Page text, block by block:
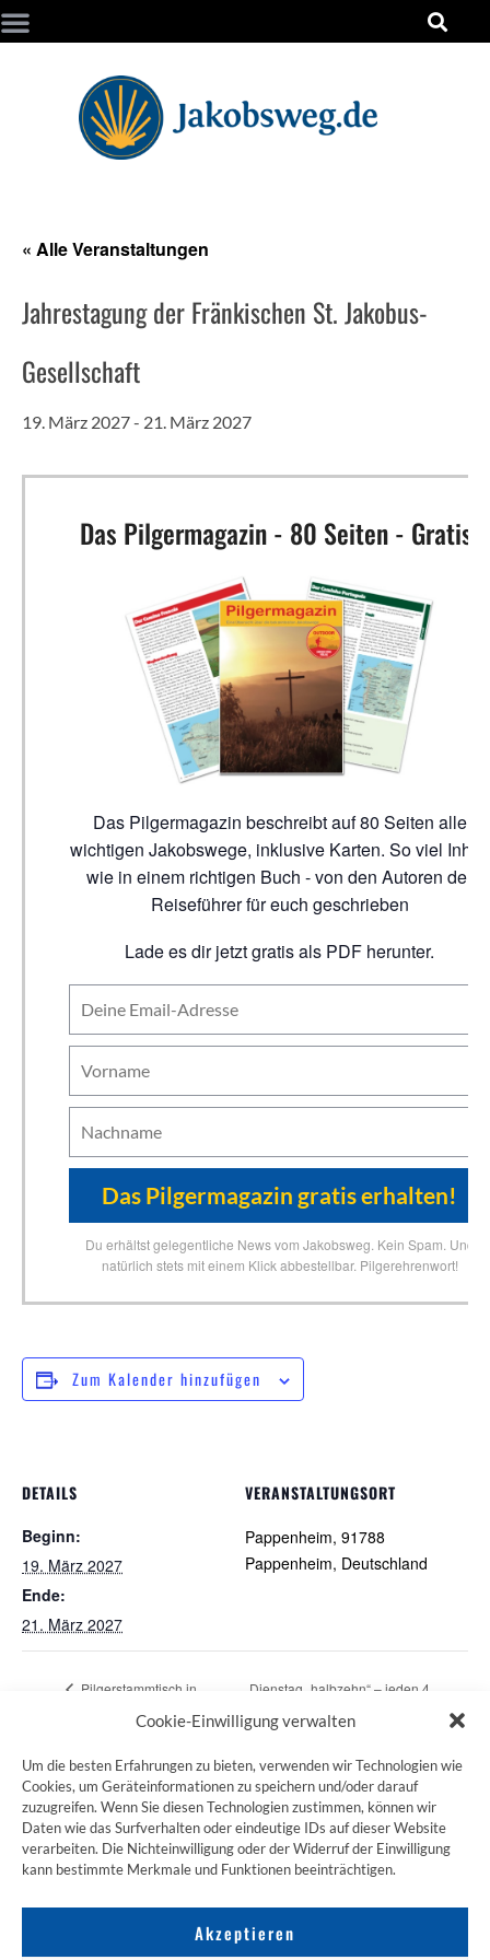
Cookie-Einwilligung verwalten
Um die besten Erfahrungen zu bieten, verwenden wir Technologien wie
Cookies, um Geräteinformationen zu speichern und/oder darauf
zuzugreifen. Wenn Sie diesen Technologien zustimmen, können wir
Daten wie das Surfverhalten oder eindeutige IDs auf dieser Website
verarbeiten. Die Nichteinwilligung oder der Widerruf der Einwilligung
kann bestimmte Merkmale und Funktionen beeinträchtigen.
Akzeptieren
« Alle Veranstaltungen
Jahrestagung der Fränkischen St. Jakobus-
Gesellschaft
19. März 2027- 21. März 2027
Das Pilgermagazin - 80 Seiten - Gratis!
Das Pilgermagazin beschreibt auf 80 Seiten alle
wichtigen Jakobswege, inklusive Karten. So viel Inhalt
wie in einem richtigen Buch - von den Autoren der
Reiseführer für euch geschrieben
Lade es dir jetzt gratis als PDF herunter.
Du erhältst gelegentliche News vom Jakobsweg. Kein Spam. Und
natürlich stets mit einem Klick abbestellbar. Pilgerehrenwort!
Zum Kalender hinzufügen
DETAILS
Beginn:
19. März 2027
Ende:
21. März 2027
VERANSTALTUNGSORT
Pappenheim, 91788
Pappenheim, Deutschland
Pilgerstammtisch in
Oberdischingen
Dienstag „halbzehn“ – jeden 4.
Dienstag im Monat
ZUM JAKOBSWEG SHOP